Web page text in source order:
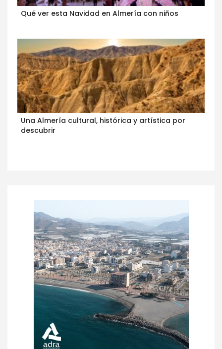
Qué ver esta Navidad en Almería con niños
Una Almería cultural, histórica y artística por
descubrir